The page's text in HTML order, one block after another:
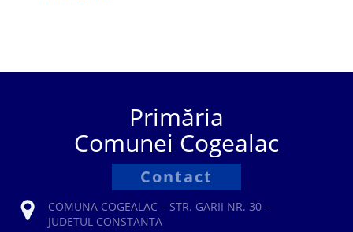
Primăria
Comunei Cogealac
Contact
COMUNA COGEALAC – STR. GARII NR. 30 –
JUDETUL CONSTANTA